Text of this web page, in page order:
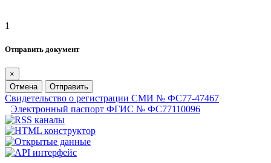
1
Отправить документ
×
Отмена
Отправить
Свидетельство о регистрации СМИ № ФС77-47467
Электронный паспорт ФГИС № ФС77110096